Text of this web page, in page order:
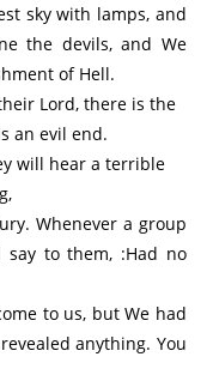
sky with lamps, and
the devils, and We
of Hell.
Lord, there is the
an evil end.
will hear a terrible
Whenever a group
to them, :Had no
to us, but We had
anything. You